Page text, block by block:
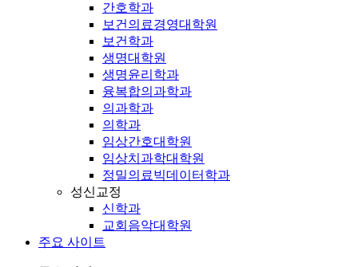
간호학과
보건의료경영대학원
보건학과
생명대학원
생명윤리학과
융복합의과학과
의과학과
의학과
임상간호대학원
임상치과학대학원
정밀의료빅데이터학과
성신교정
신학과
교회음악대학원
주요 사이트